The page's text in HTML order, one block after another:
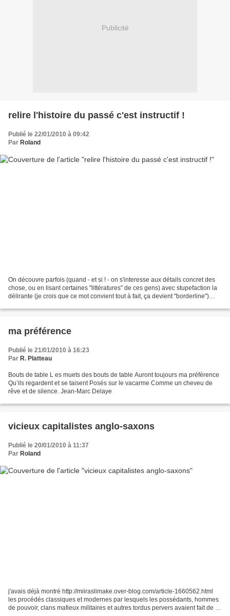
Publicité
relire l'histoire du passé c'est instructif !
Publié le 22/01/2010 à 09:42
Par Roland
On découvre parfois (quand - et si ! - on s'interesse aux détails concret des
chose, ou en lisant certaines "littératures" de ces gens) avec stupefaction la
délirante (je crois que ce mot convient tout à fait, ça devient "borderline")
ma préférence
Publié le 21/01/2010 à 16:23
Par R. Platteau
Bouts de table L es muets des bouts de table Auront toujours ma préférence
Qu’ils regardent et se taisent Posés sur le vacarme Comme un cheveu de
rêve et de silence. Jean-Marc Delaye
vicieux capitalistes anglo-saxons
Publié le 20/01/2010 à 11:37
Par Roland
j'avais déjà montré http://miiraslimake.over-blog.com/article-1660562.html
les procédés classiques et modernes par lesquels les possédants, hommes
de pouvoir, clans mafieux militaires et autres tordus pervers avaient fait de la